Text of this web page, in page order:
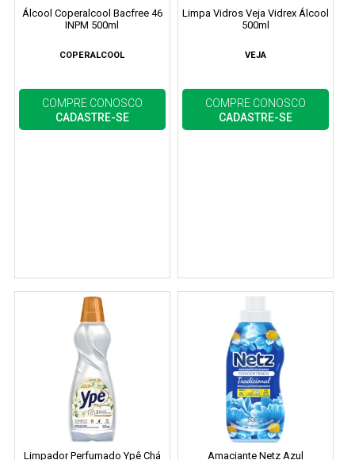
Álcool Coperalcool Bacfree 46
INPM 500ml
COPERALCOOL
COMPRE CONOSCO
CADASTRE-SE
Limpa Vidros Veja Vidrex Álcool
500ml
VEJA
COMPRE CONOSCO
CADASTRE-SE
Limpador Perfumado Ypê Chá
Amaciante Netz Azul